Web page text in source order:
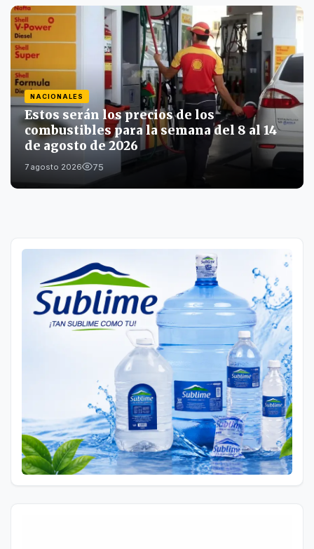
NACIONALES
Estos serán los precios de los
combustibles para la semana del 8 al 14
de agosto de 2026
7 agosto 2026 75